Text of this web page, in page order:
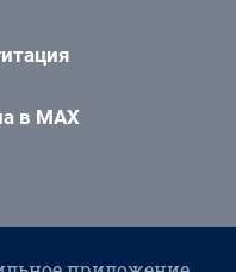
в MAX